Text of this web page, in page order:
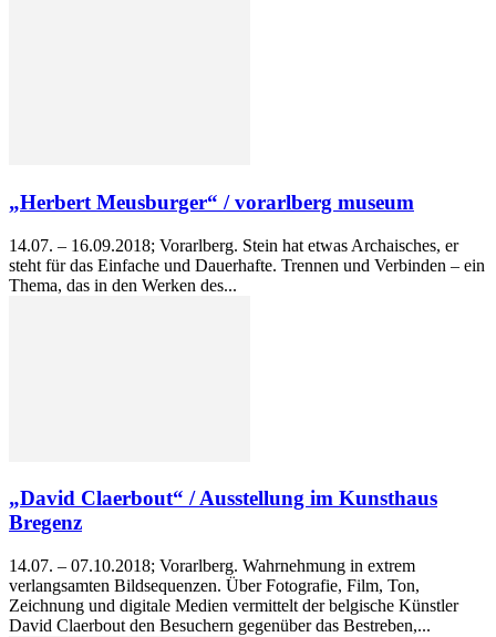
„Herbert Meusburger“ / vorarlberg museum
14.07. – 16.09.2018; Vorarlberg. Stein hat etwas Archaisches, er
steht für das Einfache und Dauerhafte. Trennen und Verbinden – ein
Thema, das in den Werken des...
„David Claerbout“ / Ausstellung im Kunsthaus
Bregenz
14.07. – 07.10.2018; Vorarlberg. Wahrnehmung in extrem
verlangsamten Bildsequenzen. Über Fotografie, Film, Ton,
Zeichnung und digitale Medien vermittelt der belgische Künstler
David Claerbout den Besuchern gegenüber das Bestreben,...